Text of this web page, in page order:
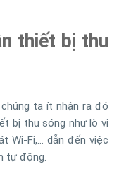
thiết bị thu
ta ít nhận ra đó
bị thu sóng như lò vi
Wi-Fi,… dẫn đến việc
tự động.